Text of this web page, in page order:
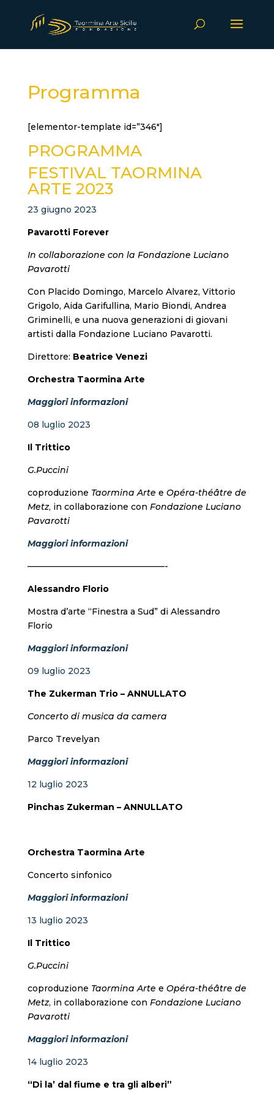
Programma
[elementor-template id=”346″]
PROGRAMMA
FESTIVAL TAORMINA
ARTE 2023
23 giugno 2023
Pavarotti Forever
In collaborazione con la Fondazione Luciano
Pavarotti
Con Placido Domingo, Marcelo Alvarez, Vittorio
Grigolo, Aida Garifullina, Mario Biondi, Andrea
Griminelli, e una nuova generazioni di giovani
artisti dalla Fondazione Luciano Pavarotti.
Direttore: Beatrice Venezi
Orchestra Taormina Arte
Maggiori informazioni
08 luglio 2023
Il Trittico
G.Puccini
coproduzione Taormina Arte e Opéra-théâtre de
Metz, in collaborazione con Fondazione Luciano
Pavarotti
Maggiori informazioni
————————————————-
Alessandro Florio
Mostra d’arte “Finestra a Sud” di Alessandro
Florio
Maggiori informazioni
09 luglio 2023
The Zukerman Trio – ANNULLATO
Concerto di musica da camera
Parco Trevelyan
Maggiori informazioni
12 luglio 2023
Pinchas Zukerman – ANNULLATO
Orchestra Taormina Arte
Concerto sinfonico
Maggiori informazioni
13 luglio 2023
Il Trittico
G.Puccini
coproduzione Taormina Arte e Opéra-théâtre de
Metz, in collaborazione con Fondazione Luciano
Pavarotti
Maggiori informazioni
14 luglio 2023
“Di la’ dal fiume e tra gli alberi”